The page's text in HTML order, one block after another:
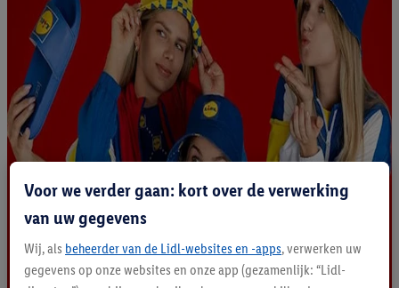
Voor we verder gaan: kort over de verwerking
van uw gegevens
Wij, als beheerder van de Lidl-websites en -apps, verwerken uw
gegevens op onze websites en onze app (gezamenlijk: “Lidl-